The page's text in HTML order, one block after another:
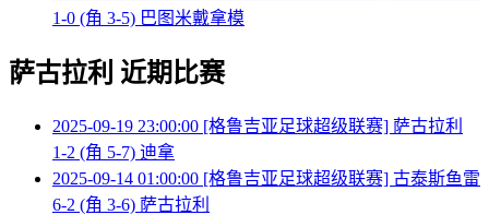
1-0 (角 3-5) 巴图米戴拿模
萨古拉利 近期比赛
2025-09-19 23:00:00 [格鲁吉亚足球超级联赛] 萨古拉利
1-2 (角 5-7) 迪拿
2025-09-14 01:00:00 [格鲁吉亚足球超级联赛] 古泰斯鱼雷
6-2 (角 3-6) 萨古拉利